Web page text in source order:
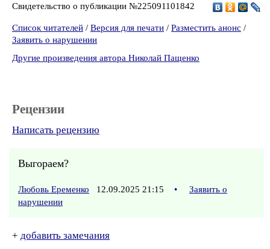
Свидетельство о публикации №225091101842
Список читателей / Версия для печати / Разместить анонс /
Заявить о нарушении
Другие произведения автора Николай Пащенко
Рецензии
Написать рецензию
Выгораем?
Любовь Еременко 12.09.2025 21:15 •
Заявить о
нарушении
+ добавить замечания